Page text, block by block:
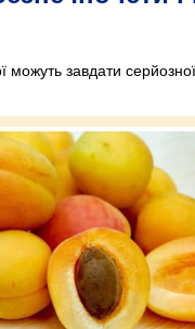
можуть завдати